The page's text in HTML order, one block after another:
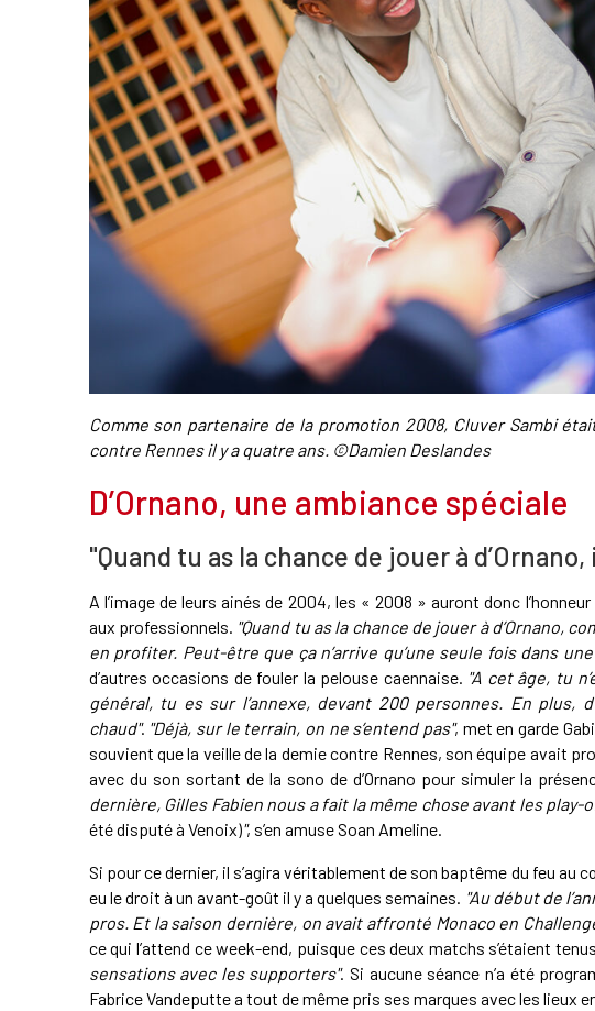
Comme son partenaire de la promotion 2008, Cluver Sambi
contre Rennes il y a quatre ans. ©Damien Deslandes
D’Ornano, une ambiance spéciale
"Quand tu as la chance de jouer à
A l’image de leurs ainés de 2004, les « 2008 » auront donc
aux professionnels. "Quand tu as la chance de jouer à d’Ornano,
en profiter. Peut-être que ça n’arrive qu’une seule fois dans
d’autres occasions de fouler la pelouse caennaise. "A cet âge, tu
général, tu es sur l’annexe, devant 200 personnes. En plus,
chaud". "Déjà, sur le terrain, on ne s’entend pas", met en garde
souvient que la veille de la demie contre Rennes, son équipe avait
avec du son sortant de la sono de d’Ornano pour simuler la
dernière, Gilles Fabien nous a fait la même chose avant les play-
été disputé à Venoix)", s’en amuse Soan Ameline.
Si pour ce dernier, il s’agira véritablement de son baptême du feu au
eu le droit à un avant-goût il y a quelques semaines. "Au début de
pros. Et la saison dernière, on avait affronté Monaco en
ce qui l’attend ce week-end, puisque ces deux matchs s’étaient
sensations avec les supporters". Si aucune séance n’a été
Fabrice Vandeputte a tout de même pris ses marques avec les